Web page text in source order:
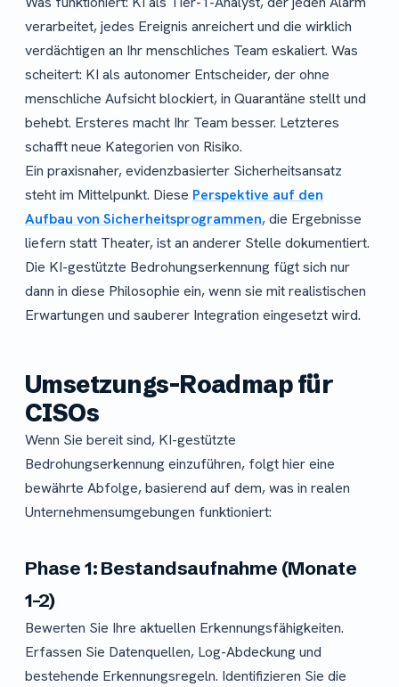
verarbeitet, jedes Ereignis anreichert und die wirklich
verdächtigen an Ihr menschliches Team eskaliert. Was
scheitert: KI als autonomer Entscheider, der ohne
menschliche Aufsicht blockiert, in Quarantäne stellt und
behebt. Ersteres macht Ihr Team besser. Letzteres
schafft neue Kategorien von Risiko.
Ein praxisnaher, evidenzbasierter Sicherheitsansatz
steht im Mittelpunkt. Diese Perspektive auf den
Aufbau von Sicherheitsprogrammen, die Ergebnisse
liefern statt Theater, ist an anderer Stelle dokumentiert.
Die KI-gestützte Bedrohungserkennung fügt sich nur
dann in diese Philosophie ein, wenn sie mit realistischen
Erwartungen und sauberer Integration eingesetzt wird.
Umsetzungs-Roadmap für
CISOs
Wenn Sie bereit sind, KI-gestützte
Bedrohungserkennung einzuführen, folgt hier eine
bewährte Abfolge, basierend auf dem, was in realen
Unternehmensumgebungen funktioniert:
Phase 1: Bestandsaufnahme (Monate
1–2)
Bewerten Sie Ihre aktuellen Erkennungsfähigkeiten.
Erfassen Sie Datenquellen, Log-Abdeckung und
bestehende Erkennungsregeln. Identifizieren Sie die